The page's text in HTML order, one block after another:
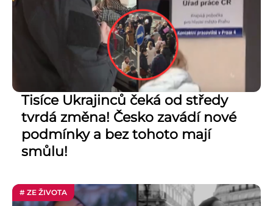
Tisíce Ukrajinců čeká od středy
tvrdá změna! Česko zavádí nové
podmínky a bez tohoto mají
smůlu!
# ZE ŽIVOTA